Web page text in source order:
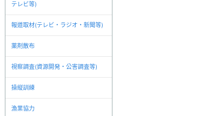
テレビ等)
報道取材(テレビ・ラジオ・新聞等)
薬剤散布
視察調査(資源開発・公害調査等)
操縦訓練
漁業協力